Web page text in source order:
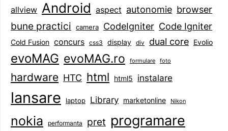
allview Android aspect autonomie browser
bune practici camera CodeIgniter Code Igniter
Cold Fusion concurs css3 display div dual core Evolio
evoMAG evoMAG.ro formulare foto
hardware HTC html html5 instalare
lansare laptop Library marketonline Nikon
nokia performanta pret programare